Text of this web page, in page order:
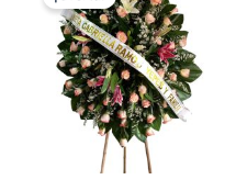
original
era:
$280,000.
actual
es:
$250,000.